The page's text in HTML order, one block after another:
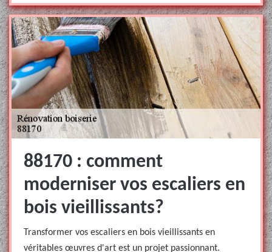
88170 : comment
moderniser vos escaliers en
bois vieillissants?
Transformer vos escaliers en bois vieillissants en
véritables œuvres d'art est un projet passionnant.